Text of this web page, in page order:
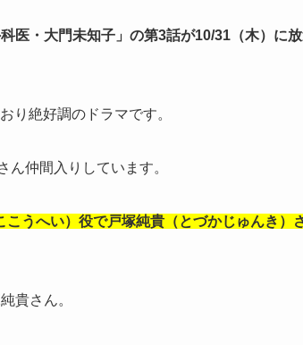
医・大門未知子」の第3話が10/31（木）に
り絶好調のドラマです。
仲間入りしています。
うへい）役で戸塚純貴（とづかじゅんき）
貴さん。